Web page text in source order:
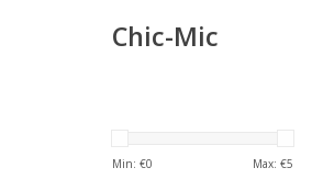
Chic-Mic
Min: €0 Max: €5